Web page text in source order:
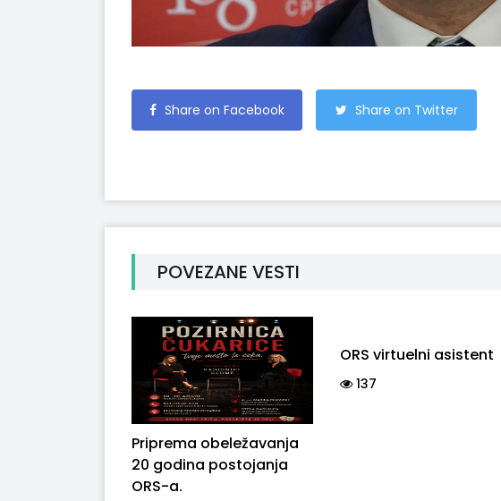
Share on Facebook Share on Twitter
POVEZANE VESTI
Priprema obeležavanja
20 godina postojanja
ORS-a.
ORS virtuelni asistent
137